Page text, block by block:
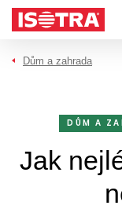
Přeskočit na obsah
Dům a zahrada
DŮM A
Jak